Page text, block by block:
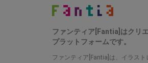
ファンティア[Fantia]はクリ
プラットフォームです。
ファンティア[Fantia]は、イラスト